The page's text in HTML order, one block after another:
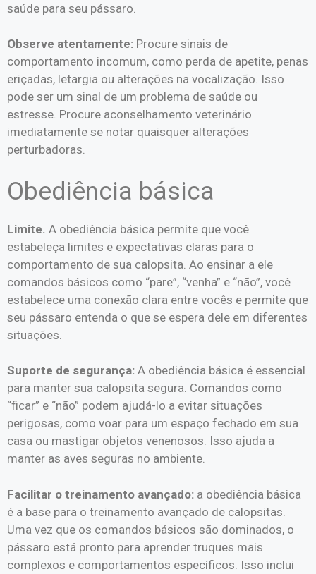
saúde para seu pássaro.
Observe atentamente: Procure sinais de
comportamento incomum, como perda de apetite, penas
eriçadas, letargia ou alterações na vocalização. Isso
pode ser um sinal de um problema de saúde ou
estresse. Procure aconselhamento veterinário
imediatamente se notar quaisquer alterações
perturbadoras.
Obediência básica
Limite. A obediência básica permite que você
estabeleça limites e expectativas claras para o
comportamento de sua calopsita. Ao ensinar a ele
comandos básicos como “pare”, “venha” e “não”, você
estabelece uma conexão clara entre vocês e permite que
seu pássaro entenda o que se espera dele em diferentes
situações.
Suporte de segurança: A obediência básica é essencial
para manter sua calopsita segura. Comandos como
“ficar” e “não” podem ajudá-lo a evitar situações
perigosas, como voar para um espaço fechado em sua
casa ou mastigar objetos venenosos. Isso ajuda a
manter as aves seguras no ambiente.
Facilitar o treinamento avançado: a obediência básica
é a base para o treinamento avançado de calopsitas.
Uma vez que os comandos básicos são dominados, o
pássaro está pronto para aprender truques mais
complexos e comportamentos específicos. Isso inclui